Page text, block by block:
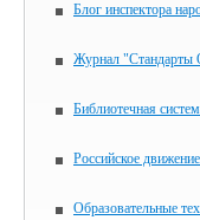
Блог инспектора
Журнал "Стандарты
Библиотечная
Российское
Образовательные